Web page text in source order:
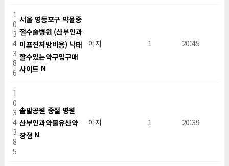
1
0
3
4
3
8
6
서울 영등포구 약물중
절수술병원 (산부인과
미프진처방비용) 낙태
할수있는약구입구매
사이트 N
이지 1 20:45
1
0
3
4
3
8
5
솔밭공원 중절 병원
산부인과약물유산약
장점 N
이지 1 20:39